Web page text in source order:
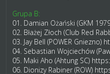
Grupa B:
01. Damian Ożański (GKM
02. Błażej Złoch (Club Red
03. Jay Bell (POWER Gniezno)
04. Sebastian Wojciechów
05. Maki Aho (Ahtung SC)
06. Dionizy Rabiner (ROW)